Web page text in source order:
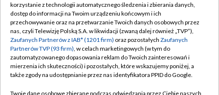
TVP
Abonament TVP
Emisja w TVP
Centrum informacji TVP
Naziemna Telewizja Cyfrowa
Regulamin TVP
Polityka prywatności
Moje zgody
Pomoc
korzystanie z technologii automatycznego śledzenia i zbierania danych,
dostęp do informacji na Twoim urządzeniu końcowym i ich
przechowywanie oraz na przetwarzanie Twoich danych osobowych przez
nas, czyli Telewizję Polską S.A. w likwidacji (zwaną dalej również „TVP”),
Zaufanych Partnerów z IAB* (1201 firm) oraz pozostałych Zaufanych
Partnerów TVP (93 firm), w celach marketingowych (w tym do
zautomatyzowanego dopasowania reklam do Twoich zainteresowań i
mierzenia ich skuteczności) i pozostałych, które wskazujemy poniżej, a
także zgody na udostępnianie przez nas identyfikatora PPID do Google.
Twoje dane osobowe zbierane podczas odwiedzania przez Ciebie naszych